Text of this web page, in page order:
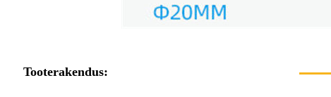
Tooterakendus: